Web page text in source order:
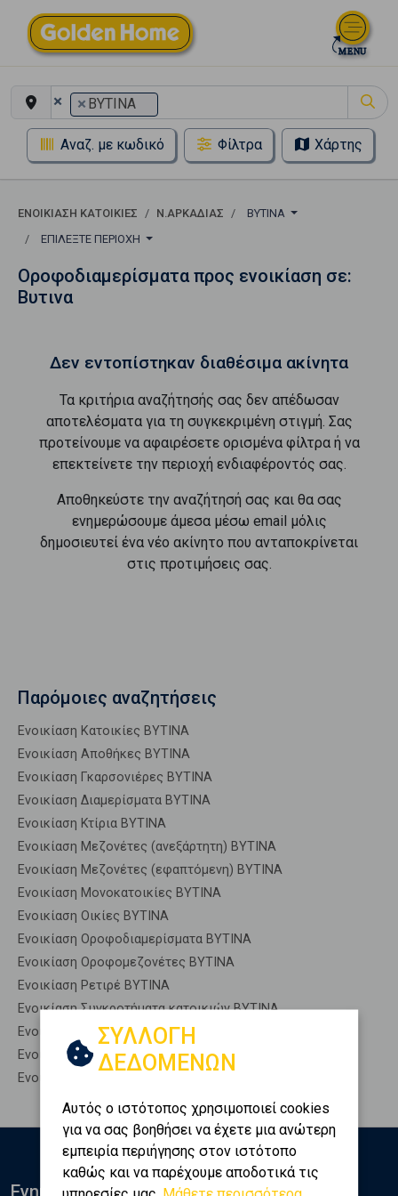
× × ΒΥΤΙΝΑ
Αναζ. με κωδικό Φίλτρα Χάρτης
ΕΝΟΙΚΊΑΣΗ ΚΑΤΟΙΚΊΕΣ Ν.ΑΡΚΑΔΙΑΣ
ΒΥΤΙΝΑ
ΕΠΙΛΈΞΤΕ ΠΕΡΙΟΧΉ
Οροφοδιαμερίσματα προς ενοικίαση σε:
Βυτινα
Δεν εντοπίστηκαν διαθέσιμα ακίνητα
Τα κριτήρια αναζήτησής σας δεν απέδωσαν
αποτελέσματα για τη συγκεκριμένη στιγμή. Σας
προτείνουμε να αφαιρέσετε ορισμένα φίλτρα ή να
επεκτείνετε την περιοχή ενδιαφέροντός σας.
Αποθηκεύστε την αναζήτησή σας και θα σας
ενημερώσουμε άμεσα μέσω email μόλις
δημοσιευτεί ένα νέο ακίνητο που ανταποκρίνεται
στις προτιμήσεις σας.
Παρόμοιες αναζητήσεις
Ενοικίαση Κατοικίες ΒΥΤΙΝΑ
Ενοικίαση Αποθήκες ΒΥΤΙΝΑ
Ενοικίαση Γκαρσονιέρες ΒΥΤΙΝΑ
Ενοικίαση Διαμερίσματα ΒΥΤΙΝΑ
Ενοικίαση Κτίρια ΒΥΤΙΝΑ
Ενοικίαση Μεζονέτες (ανεξάρτητη) ΒΥΤΙΝΑ
Ενοικίαση Μεζονέτες (εφαπτόμενη) ΒΥΤΙΝΑ
Ενοικίαση Μονοκατοικίες ΒΥΤΙΝΑ
Ενοικίαση Οικίες ΒΥΤΙΝΑ
Ενοικίαση Οροφοδιαμερίσματα ΒΥΤΙΝΑ
Ενοικίαση Οροφομεζονέτες ΒΥΤΙΝΑ
Ενοικίαση Ρετιρέ ΒΥΤΙΝΑ
Ενοικίαση Συγκροτήματα κατοικιών ΒΥΤΙΝΑ
Ενοικίαση Υπόγεια ΒΥΤΙΝΑ
Ενοικίαση Υπόσκαφα ΒΥΤΙΝΑ
Ενοικίαση Υπολ. υψουν ΒΥΤΙΝΑ
ΣΥΛΛΟΓΗ
ΔΕΔΟΜΕΝΩΝ
Αυτός ο ιστότοπος χρησιμοποιεί cookies
για να σας βοηθήσει να έχετε μια ανώτερη
εμπειρία περιήγησης στον ιστότοπο
καθώς και να παρέχουμε αποδοτικά τις
Ενημερωθείτε